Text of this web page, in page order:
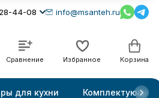
44-08 info@msanteh.ru
Сравнение Избранное Корзина
для кухни Комплектующие